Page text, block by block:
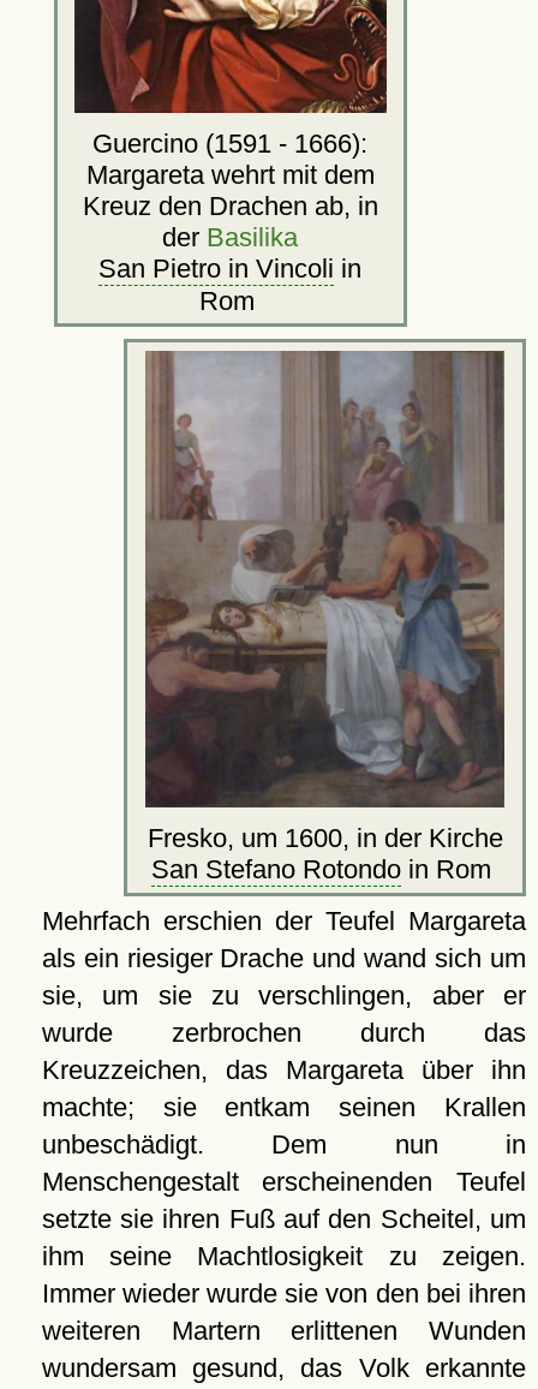
Guercino (1591 - 1666):
Margareta wehrt mit dem
Kreuz den Drachen ab, in
der Basilika
San Pietro in Vincoli in
Rom
Fresko, um 1600, in der Kirche
San Stefano Rotondo in Rom
Mehrfach erschien der Teufel Margareta
als ein riesiger Drache und wand sich um
sie, um sie zu verschlingen, aber er
wurde zerbrochen durch das
Kreuzzeichen, das Margareta über ihn
machte; sie entkam seinen Krallen
unbeschädigt. Dem nun in
Menschengestalt erscheinenden Teufel
setzte sie ihren Fuß auf den Scheitel, um
ihm seine Machtlosigkeit zu zeigen.
Immer wieder wurde sie von den bei ihren
weiteren Martern erlittenen Wunden
wundersam gesund, das Volk erkannte